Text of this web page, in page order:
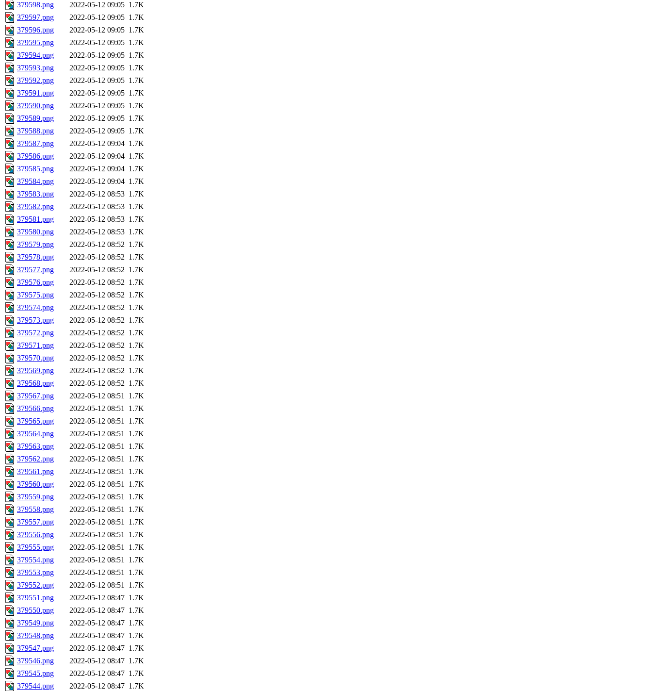
379598.png
2022-05-12 09:05 1.7K
379597.png
2022-05-12 09:05 1.7K
379596.png
2022-05-12 09:05 1.7K
379595.png
2022-05-12 09:05 1.7K
379594.png
2022-05-12 09:05 1.7K
379593.png
2022-05-12 09:05 1.7K
379592.png
2022-05-12 09:05 1.7K
379591.png
2022-05-12 09:05 1.7K
379590.png
2022-05-12 09:05 1.7K
379589.png
2022-05-12 09:05 1.7K
379588.png
2022-05-12 09:05 1.7K
379587.png
2022-05-12 09:04 1.7K
379586.png
2022-05-12 09:04 1.7K
379585.png
2022-05-12 09:04 1.7K
379584.png
2022-05-12 09:04 1.7K
379583.png
2022-05-12 08:53 1.7K
379582.png
2022-05-12 08:53 1.7K
379581.png
2022-05-12 08:53 1.7K
379580.png
2022-05-12 08:53 1.7K
379579.png
2022-05-12 08:52 1.7K
379578.png
2022-05-12 08:52 1.7K
379577.png
2022-05-12 08:52 1.7K
379576.png
2022-05-12 08:52 1.7K
379575.png
2022-05-12 08:52 1.7K
379574.png
2022-05-12 08:52 1.7K
379573.png
2022-05-12 08:52 1.7K
379572.png
2022-05-12 08:52 1.7K
379571.png
2022-05-12 08:52 1.7K
379570.png
2022-05-12 08:52 1.7K
379569.png
2022-05-12 08:52 1.7K
379568.png
2022-05-12 08:52 1.7K
379567.png
2022-05-12 08:51 1.7K
379566.png
2022-05-12 08:51 1.7K
379565.png
2022-05-12 08:51 1.7K
379564.png
2022-05-12 08:51 1.7K
379563.png
2022-05-12 08:51 1.7K
379562.png
2022-05-12 08:51 1.7K
379561.png
2022-05-12 08:51 1.7K
379560.png
2022-05-12 08:51 1.7K
379559.png
2022-05-12 08:51 1.7K
379558.png
2022-05-12 08:51 1.7K
379557.png
2022-05-12 08:51 1.7K
379556.png
2022-05-12 08:51 1.7K
379555.png
2022-05-12 08:51 1.7K
379554.png
2022-05-12 08:51 1.7K
379553.png
2022-05-12 08:51 1.7K
379552.png
2022-05-12 08:51 1.7K
379551.png
2022-05-12 08:47 1.7K
379550.png
2022-05-12 08:47 1.7K
379549.png
2022-05-12 08:47 1.7K
379548.png
2022-05-12 08:47 1.7K
379547.png
2022-05-12 08:47 1.7K
379546.png
2022-05-12 08:47 1.7K
379545.png
2022-05-12 08:47 1.7K
379544.png
2022-05-12 08:47 1.7K